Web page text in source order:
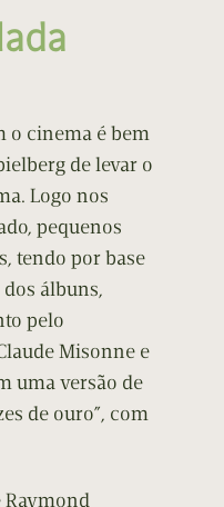
o cinema é bem
de levar o
Logo nos
pequenos
tendo por base
álbuns,
pelo
Misonne e
uma versão de
de ouro”, com
Raymond